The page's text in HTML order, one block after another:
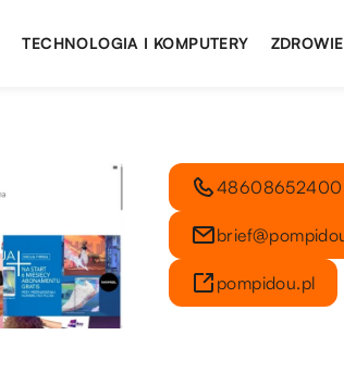
TECHNOLOGIA I KOMPUTERY
48608652400
pompidou.pl